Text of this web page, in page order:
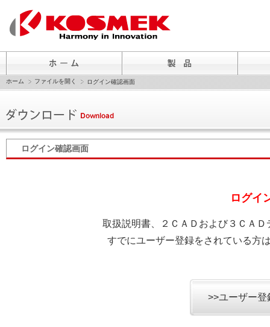
ホーム ファイルを開く ログイン確認画面
ログイン確認画面
ログイ
取扱説明書、２ＣＡＤおよび３ＣＡ
すでにユーザー登録をされている方
>>ユーザー